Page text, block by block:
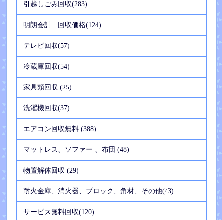
引越しごみ回収(283)
明朗会計 回収価格(124)
テレビ回収(57)
冷蔵庫回収(54)
家具類回収 (25)
洗濯機回収(37)
エアコン回収無料 (388)
マットレス、ソファー 、布団 (48)
物置解体回収 (29)
耐火金庫、消火器、ブロック、角材、その他(43)
サービス無料回収(120)